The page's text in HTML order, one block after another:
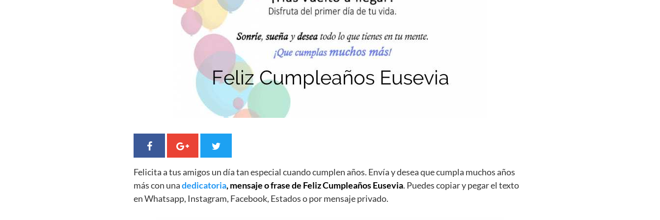
Felicita a tus amigos un día tan especial cuando cumplen años. Envía y desea que cumpla muchos años
más con unadedicatoria, mensaje o frase de Feliz Cumpleaños Eusevia. Puedes copiar y pegar el texto
en Whatsapp, Instagram, Facebook, Estados o por mensaje privado.